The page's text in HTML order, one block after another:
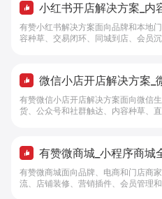
小红书开店解决方案_内
化工具 - 做生意, 找有赞
有赞小红书解决方案面向品牌和本地
容种草、交易闭环、同城到店、会员
微信小店开店解决方案_
经营 - 做生意, 找有赞
有赞微信小店开店解决方案面向微信
货、公众号和社群触达、内容种草、
有赞微商城_小程序商城
购工具 - 做生意, 找有赞
有赞微商城面向品牌、电商和门店商
流、店铺装修、营销插件、会员管理